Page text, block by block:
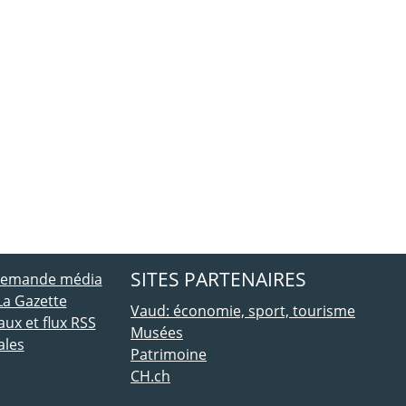
média
Gazette
et flux RSS
SITES PARTENAIRES
Vaud: économie, sport, tourisme
Musées
Patrimoine
CH.ch